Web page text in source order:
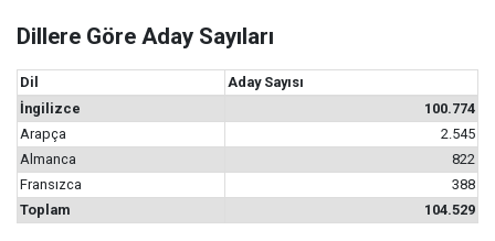
Dillere Göre Aday Sayıları
Dil
Aday Sayısı
İngilizce
100.774
Arapça
2.545
Almanca
822
Fransızca
388
Toplam
104.529